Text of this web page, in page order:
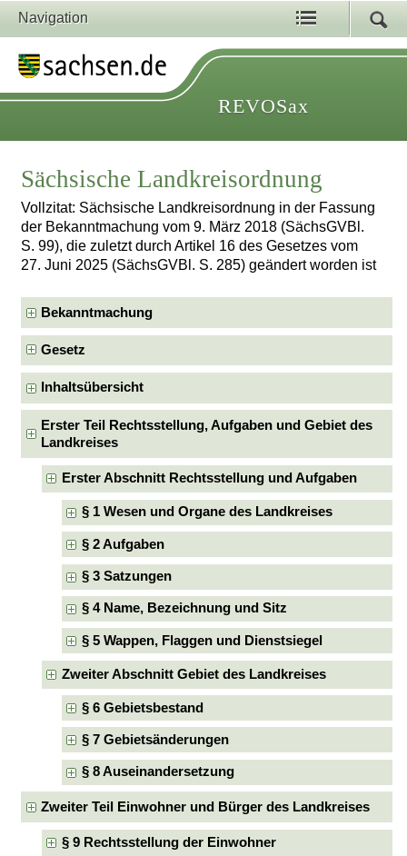
Navigation
REVOSax
Sächsische Landkreisordnung
Vollzitat: Sächsische Landkreisordnung in der Fassung
der Bekanntmachung vom 9. März 2018 (SächsGVBl.
S. 99), die zuletzt durch Artikel 16 des Gesetzes vom
27. Juni 2025 (SächsGVBl. S. 285) geändert worden ist
Bekanntmachung
Gesetz
Inhaltsübersicht
Erster Teil Rechtsstellung, Aufgaben und Gebiet des
Landkreises
Erster Abschnitt Rechtsstellung und Aufgaben
§ 1 Wesen und Organe des Landkreises
§ 2 Aufgaben
§ 3 Satzungen
§ 4 Name, Bezeichnung und Sitz
§ 5 Wappen, Flaggen und Dienstsiegel
Zweiter Abschnitt Gebiet des Landkreises
§ 6 Gebietsbestand
§ 7 Gebietsänderungen
§ 8 Auseinandersetzung
Zweiter Teil Einwohner und Bürger des Landkreises
§ 9 Rechtsstellung der Einwohner